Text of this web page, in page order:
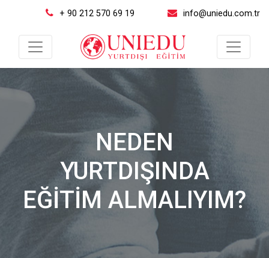
+ 90 212 570 69 19 info@uniedu.com.tr
NEDEN
YURTDIŞINDA
EĞİTİM ALMALIYIM?